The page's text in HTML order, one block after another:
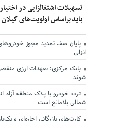
تسهیلات اشتغالزایی در
باید براساس اولویت‌های
پایان صف تمدید مجوز
انزلی
بانک مرکزی: تعهدات ارزی
شوند
تردد خودرو با پلاک منطقه آزاد
شمالی بلامانع است